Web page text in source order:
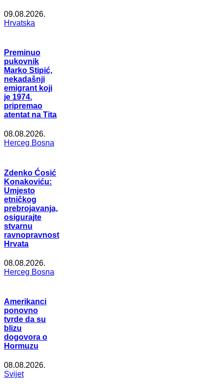
09.08.2026.
Hrvatska
Preminuo
pukovnik
Marko Stipić,
nekadašnji
emigrant koji
je 1974.
pripremao
atentat na Tita
08.08.2026.
Herceg Bosna
Zdenko Ćosić
Konakoviću:
Umjesto
etničkog
prebrojavanja,
osigurajte
stvarnu
ravnopravnost
Hrvata
08.08.2026.
Herceg Bosna
Amerikanci
ponovno
tvrde da su
blizu
dogovora o
Hormuzu
08.08.2026.
Svijet